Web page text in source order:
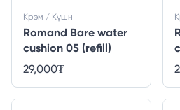
Romand Bare water
cushion 05 (refill)
Крэм / Күшн
29,000₮